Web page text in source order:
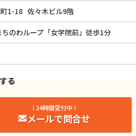
1-18 佐々木ビル9階
のわループ「女学院前」徒歩1分
る
24時間受付中
メールで問合せ